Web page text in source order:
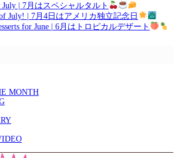
July | 7月はスペシャルタルト
July! | 7月4日はアメリカ独立記念日
for June | 6月はトロピカルデザート
MONTH